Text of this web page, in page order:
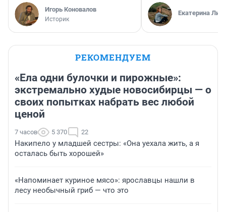
Игорь Коновалов
Историк
Екатерина
РЕКОМЕНДУЕМ
«Ела одни булочки и пирожные»:
экстремально худые новосибирцы — о
своих попытках набрать вес любой
ценой
7 часов 5 370 22
Накипело у младшей сестры: «Она уехала жить, а я
осталась быть хорошей»
«Напоминает куриное мясо»: ярославцы нашли в
лесу необычный гриб — что это